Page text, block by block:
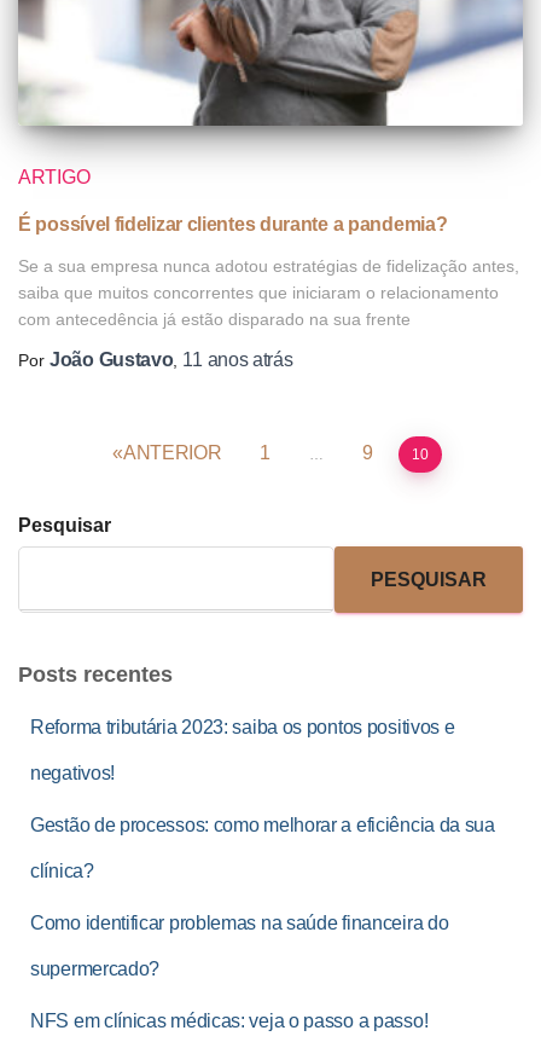
ARTIGO
É possível fidelizar clientes durante a pandemia?
Se a sua empresa nunca adotou estratégias de fidelização antes,
saiba que muitos concorrentes que iniciaram o relacionamento
com antecedência já estão disparado na sua frente
Por João Gustavo, 11 anosatrás
ANTERIOR 1 … 9 10
Pesquisar
PESQUISAR
Posts recentes
Reforma tributária 2023: saiba os pontos positivos e
negativos!
Gestão de processos: como melhorar a eficiência da sua
clínica?
Como identificar problemas na saúde financeira do
supermercado?
NFS em clínicas médicas: veja o passo a passo!